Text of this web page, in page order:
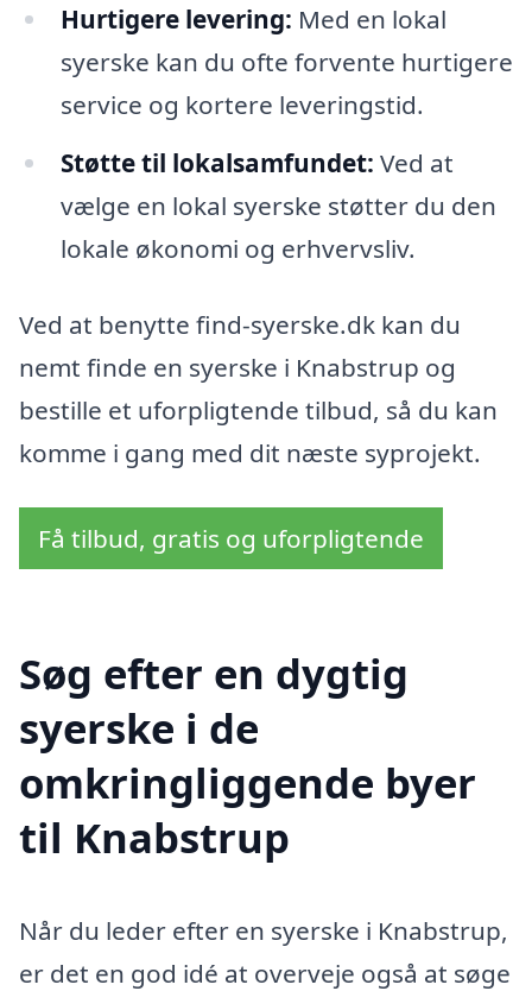
Hurtigere levering: Med en lokal
syerske kan du ofte forvente hurtigere
service og kortere leveringstid.
Støtte til lokalsamfundet: Ved at
vælge en lokal syerske støtter du den
lokale økonomi og erhvervsliv.
Ved at benytte find-syerske.dk kan du
nemt finde en syerske i Knabstrup og
bestille et uforpligtende tilbud, så du kan
komme i gang med dit næste syprojekt.
Få tilbud, gratis og uforpligtende
Søg efter en dygtig
syerske i de
omkringliggende byer
til Knabstrup
Når du leder efter en syerske i Knabstrup,
er det en god idé at overveje også at søge